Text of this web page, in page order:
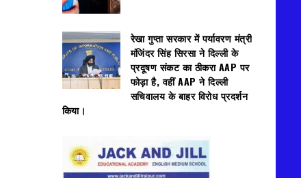
रेखा गुप्ता सरकार में पर्यावरण मंत्री
मंजिंदर सिंह सिरसा ने दिल्ली के
प्रदूषण संकट का ठीकरा AAP पर
फोड़ा है, वहीं AAP ने दिल्ली
सचिवालय के बाहर विरोध प्रदर्शन
किया।